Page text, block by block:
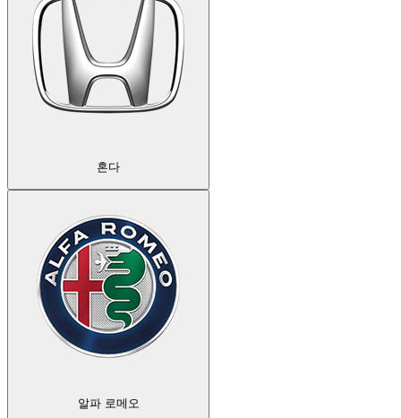
혼다
알파 로메오